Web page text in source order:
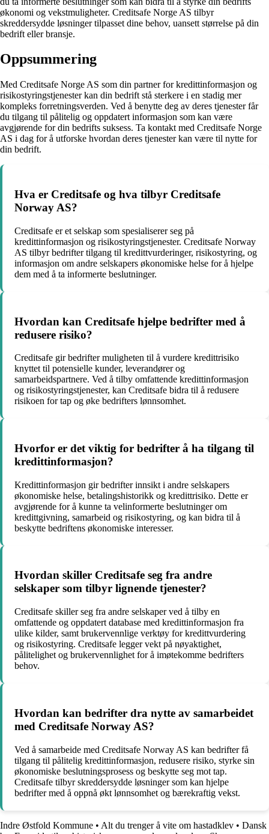
økonomi og vekstmuligheter. Creditsafe Norge AS tilbyr
skreddersydde løsninger tilpasset dine behov, uansett størrelse på din
bedrift eller bransje.
Oppsummering
Med Creditsafe Norge AS som din partner for kredittinformasjon og
risikostyringstjenester kan din bedrift stå sterkere i en stadig mer
kompleks forretningsverden. Ved å benytte deg av deres tjenester får
du tilgang til pålitelig og oppdatert informasjon som kan være
avgjørende for din bedrifts suksess. Ta kontakt med Creditsafe Norge
AS i dag for å utforske hvordan deres tjenester kan være til nytte for
din bedrift.
Hva er Creditsafe og hva tilbyr Creditsafe
Norway AS?
Creditsafe er et selskap som spesialiserer seg på
kredittinformasjon og risikostyringstjenester. Creditsafe Norway
AS tilbyr bedrifter tilgang til kredittvurderinger, risikostyring, og
informasjon om andre selskapers økonomiske helse for å hjelpe
dem med å ta informerte beslutninger.
Hvordan kan Creditsafe hjelpe bedrifter med å
redusere risiko?
Creditsafe gir bedrifter muligheten til å vurdere kredittrisiko
knyttet til potensielle kunder, leverandører og
samarbeidspartnere. Ved å tilby omfattende kredittinformasjon
og risikostyringstjenester, kan Creditsafe bidra til å redusere
risikoen for tap og øke bedrifters lønnsomhet.
Hvorfor er det viktig for bedrifter å ha tilgang til
kredittinformasjon?
Kredittinformasjon gir bedrifter innsikt i andre selskapers
økonomiske helse, betalingshistorikk og kredittrisiko. Dette er
avgjørende for å kunne ta velinformerte beslutninger om
kredittgivning, samarbeid og risikostyring, og kan bidra til å
beskytte bedriftens økonomiske interesser.
Hvordan skiller Creditsafe seg fra andre
selskaper som tilbyr lignende tjenester?
Creditsafe skiller seg fra andre selskaper ved å tilby en
omfattende og oppdatert database med kredittinformasjon fra
ulike kilder, samt brukervennlige verktøy for kredittvurdering
og risikostyring. Creditsafe legger vekt på nøyaktighet,
pålitelighet og brukervennlighet for å imøtekomme bedrifters
behov.
Hvordan kan bedrifter dra nytte av samarbeidet
med Creditsafe Norway AS?
Ved å samarbeide med Creditsafe Norway AS kan bedrifter få
tilgang til pålitelig kredittinformasjon, redusere risiko, styrke sin
økonomiske beslutningsprosess og beskytte seg mot tap.
Creditsafe tilbyr skreddersydde løsninger som kan hjelpe
bedrifter med å oppnå økt lønnsomhet og bærekraftig vekst.
Indre Østfold Kommune • Alt du trenger å vite om hastadklev • Dansk